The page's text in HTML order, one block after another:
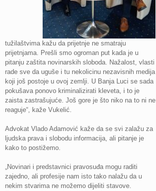
tužilaštvima kažu da prijetnje ne smatraju
prijetnjama. Prešli smo ogroman put kada je u
pitanju zaštita novinarskih sloboda. Nažalost, vlasti
rade sve da uguše i tu nekolicinu nezavisnih medija
koji još postoje u ovoj zemlji. U Banja Luci se sada
pokušava ponovo kriminalizirati kleveta, i to je
zaista zastrašujuće. Još gore je što niko na to ni ne
reaguje“, kaže Vukelić.
Advokat Vlado Adamović kaže da se svi zalažu za
ljudska prava i slobodu informacija, ali pitanje je
kako to postižemo.
„Novinari i predstavnici pravosuđa mogu raditi
zajedno, ali profesije nam isto tako nalažu da u
nekim stvarima ne možemo dijeliti stavove.